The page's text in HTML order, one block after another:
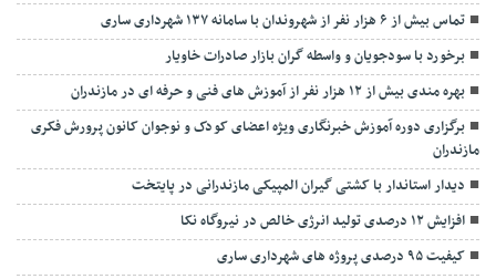
تماس بیش از ۶ هزار نفر از شهروندان با سامانه ۱۳۷ شهرداری ساری
برخورد با سودجویان و واسطه گران بازار صادرات خاویار
بهره مندی بیش از ۱۲ هزار نفر از آموزش های فنی و حرفه ای در مازندران
برگزاری دوره آموزش خبرنگاری ویژه اعضای کودک و نوجوان کانون پرورش فکری
مازندران
دیدار استاندار با کشتی گیران المپیکی مازندرانی در پایتخت
افزایش ۱۲ درصدی تولید انرژی خالص در نیروگاه نکا
کیفیت ۹۵ درصدی پروژه های شهرداری ساری